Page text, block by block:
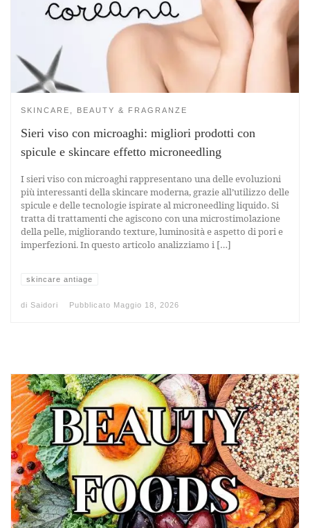
SKINCARE, BEAUTY & FRAGRANZE
Sieri viso con microaghi: migliori prodotti con
spicule e skincare effetto microneedling
I sieri viso con microaghi rappresentano una delle evoluzioni
più interessanti della skincare moderna, grazie all’utilizzo delle
spicule e delle tecnologie ispirate al microneedling liquido. Si
tratta di trattamenti che agiscono con una microstimolazione
della pelle, migliorando texture, luminosità e aspetto di pori e
imperfezioni. In questo articolo analizziamo i […]
skincare antiage
di Saidori Pubblicato Maggio 18, 2026